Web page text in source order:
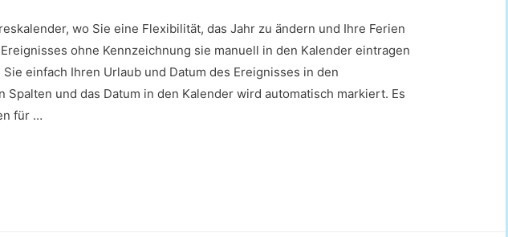
wo Sie eine Flexibilität, das Jahr zu ändern und Ihre Ferien
ohne Kennzeichnung sie manuell in den Kalender eintragen
Sie einfach Ihren Urlaub und Datum des Ereignisses in den
Spalten und das Datum in den Kalender wird automatisch markiert. Es
für …